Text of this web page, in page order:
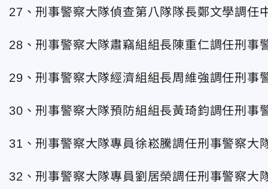
27、刑事警察大隊偵查第八隊隊長鄭文學調任
28、刑事警察大隊肅竊組組長陳重仁調任刑事
29、刑事警察大隊經濟組組長周維強調任刑事
30、刑事警察大隊預防組組長黃琦鈞調任刑事
31、刑事警察大隊專員徐崧騰調任刑事警察大
32、刑事警察大隊專員劉居榮調任刑事警察大